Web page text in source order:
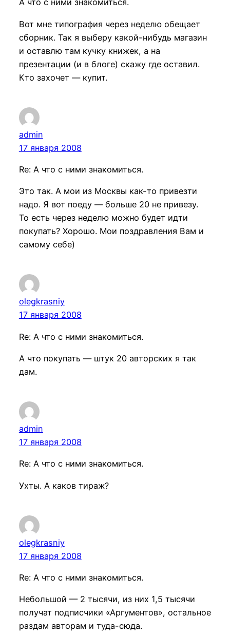
А что с ними знакомиться.
Вот мне типография через неделю обещает
сборник. Так я выберу какой-нибудь магазин
и оставлю там кучку книжек, а на
презентации (и в блоге) скажу где оставил.
Кто захочет — купит.
admin
17 января 2008
Re: А что с ними знакомиться.
Это так. А мои из Москвы как-то привезти
надо. Я вот поеду — больше 20 не привезу.
То есть через неделю можно будет идти
покупать? Хорошо. Мои поздравления Вам и
самому себе)
olegkrasniy
17 января 2008
Re: А что с ними знакомиться.
А что покупать — штук 20 авторских я так
дам.
admin
17 января 2008
Re: А что с ними знакомиться.
Ухты. А каков тираж?
olegkrasniy
17 января 2008
Re: А что с ними знакомиться.
Небольшой — 2 тысячи, из них 1,5 тысячи
получат подписчики «Аргументов», остальное
раздам авторам и туда-сюда.